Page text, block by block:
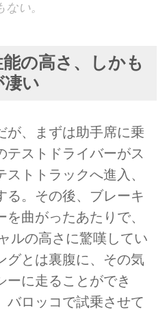
い。
の高さ、しかも
凄い
が、まずは助手席に乗
テストドライバーがス
トトラックへ進入、
る。その後、ブレーキ
曲がったあたりで、
ルの高さに驚嘆してい
グとは裏腹に、その気
ーに走ることができ
バロッコで試乗させて